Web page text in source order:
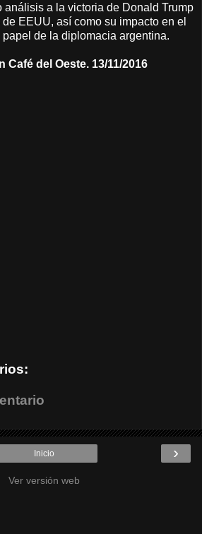
análisis a la victoria de Donald Trump
EEUU, así como su impacto en el
de la diplomacia argentina.
Café del Oeste. 13/11/2016
›
Inicio
Ver versión web